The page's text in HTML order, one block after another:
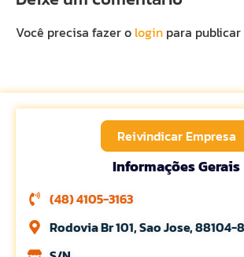
Você precisa fazer o login para
Reivindicar Empresa
Informações Gerais
(48) 4105-3163
Rodovia Br 101, Sao Jose, 88104-